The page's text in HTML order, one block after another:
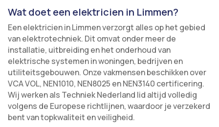
Wat doet een elektricien in Limmen?
Een elektricien in Limmen verzorgt alles op het gebied
van elektrotechniek. Dit omvat onder meer de
installatie, uitbreiding en het onderhoud van
elektrische systemen in woningen, bedrijven en
utiliteitsgebouwen. Onze vakmensen beschikken over
VCA VOL, NEN1010, NEN8025 en NEN3140 certificering.
Wij werken als Techniek Nederland lid altijd volledig
volgens de Europese richtlijnen, waardoor je verzekerd
bent van topkwaliteit en veiligheid.